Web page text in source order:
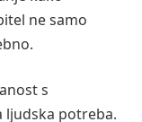
ne samo
s
potreba.